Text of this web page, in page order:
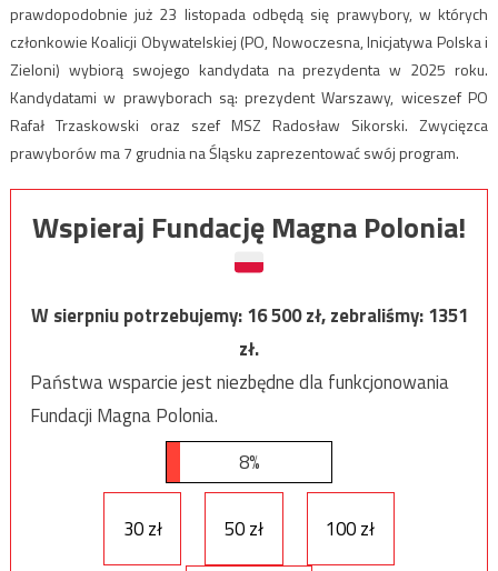
prawdopodobnie już 23 listopada odbędą się prawybory, w których
członkowie Koalicji Obywatelskiej (PO, Nowoczesna, Inicjatywa Polska i
Zieloni) wybiorą swojego kandydata na prezydenta w 2025 roku.
Kandydatami w prawyborach są: prezydent Warszawy, wiceszef PO
Rafał Trzaskowski oraz szef MSZ Radosław Sikorski. Zwycięzca
prawyborów ma 7 grudnia na Śląsku zaprezentować swój program.
Wspieraj Fundację Magna Polonia!
W sierpniu potrzebujemy:16 500zł, zebraliśmy:1351
zł.
Państwa wsparcie jest niezbędne dla funkcjonowania
Fundacji Magna Polonia.
8%
30 zł 50 zł 100 zł